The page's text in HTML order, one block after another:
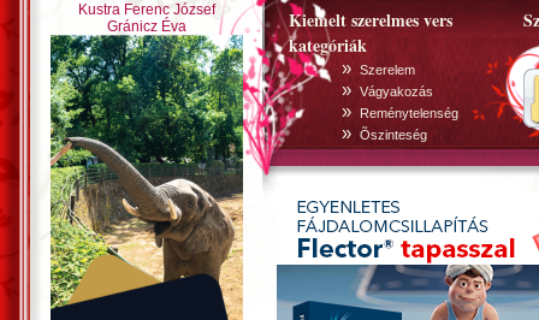
Kiemelt szerelmes vers
kategóriák
» Szerelem
» Vágyakozás
» Reménytelenség
» Õszinteség
Kustra Ferenc József
Gránicz Éva